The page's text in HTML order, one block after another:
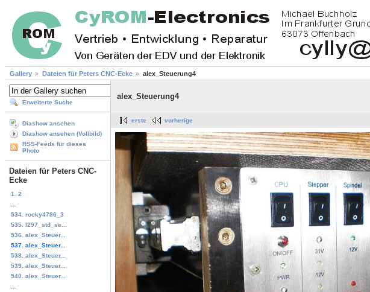
Gallery Dateien für Peters CNC-Ecke alex_Steuerung4
Erweiterte Suche
Diashow ansehen
Diashow ansehen (Vollbild)
RSS-Feeds für dieses
Photo
Dateien für Peters CNC-
Ecke
1. 2
534. rocky4786_3
535. l297_std_se...
536. alex_Steuer...
537. alex_Steuer...
538. alex_Steuer...
539. alex_Steuer...
540. alex_Steuer...
alex_Steuerung4
erste vorherige